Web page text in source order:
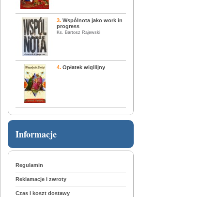
3. Wspólnota jako work in
progress
Ks. Bartosz Rajewski
4. Opłatek wigilijny
Informacje
Regulamin
Reklamacje i zwroty
Czas i koszt dostawy